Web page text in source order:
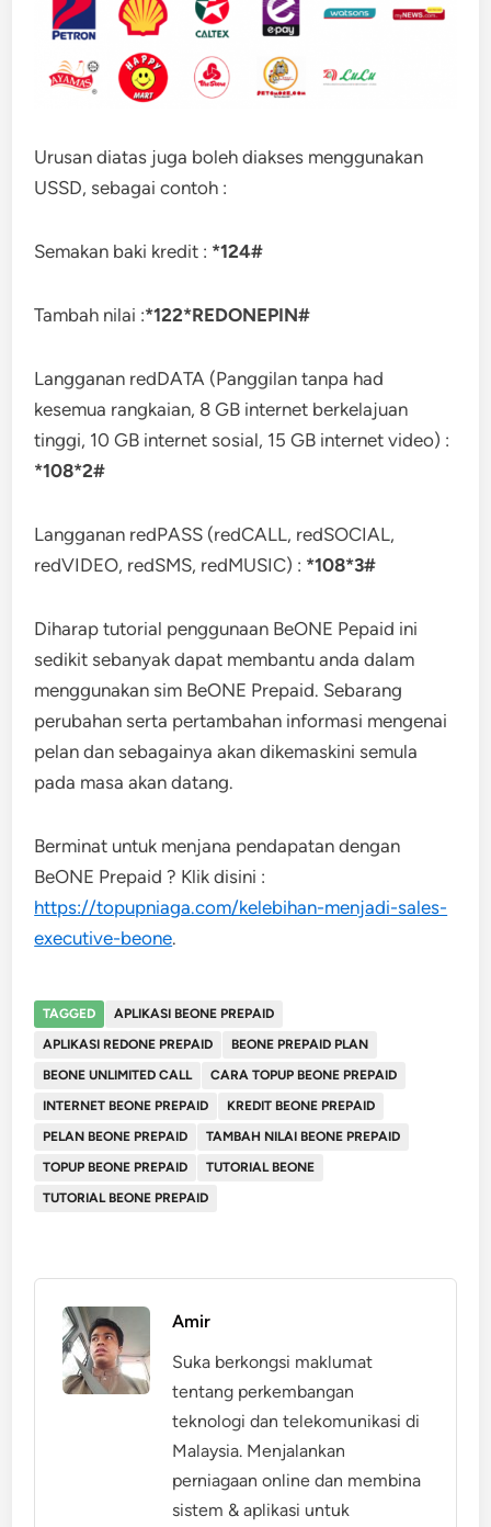
Urusan diatas juga boleh diakses menggunakan
USSD, sebagai contoh :
Semakan baki kredit : *124#
Tambah nilai :*122*REDONEPIN#
Langganan redDATA (Panggilan tanpa had
kesemua rangkaian, 8 GB internet berkelajuan
tinggi, 10 GB internet sosial, 15 GB internet video) :
*108*2#
Langganan redPASS (redCALL, redSOCIAL,
redVIDEO, redSMS, redMUSIC) : *108*3#
Diharap tutorial penggunaan BeONE Pepaid ini
sedikit sebanyak dapat membantu anda dalam
menggunakan sim BeONE Prepaid. Sebarang
perubahan serta pertambahan informasi mengenai
pelan dan sebagainya akan dikemaskini semula
pada masa akan datang.
Berminat untuk menjana pendapatan dengan
BeONE Prepaid ? Klik disini :
https://topupniaga.com/kelebihan-menjadi-sales-
executive-beone.
TAGGED
APLIKASI BEONE PREPAID
APLIKASI REDONE PREPAID
BEONE PREPAID PLAN
BEONE UNLIMITED CALL
CARA TOPUP BEONE PREPAID
INTERNET BEONE PREPAID
KREDIT BEONE PREPAID
PELAN BEONE PREPAID
TAMBAH NILAI BEONE PREPAID
TOPUP BEONE PREPAID
TUTORIAL BEONE
TUTORIAL BEONE PREPAID
Amir
Suka berkongsi maklumat
tentang perkembangan
teknologi dan telekomunikasi di
Malaysia. Menjalankan
perniagaan online dan membina
sistem & aplikasi untuk